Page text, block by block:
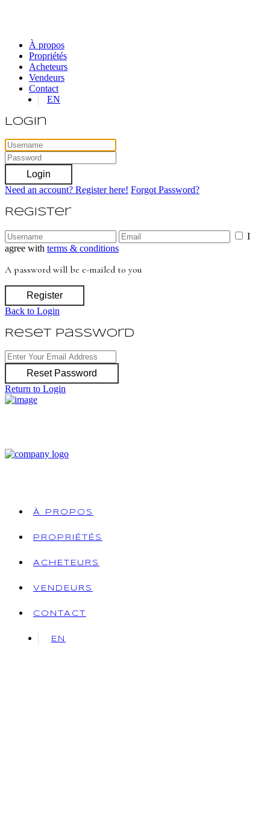
À propos
Propriétés
Acheteurs
Vendeurs
Contact
EN
Login
Login
Need an account? Register here! Forgot Password?
Register
I
agree with terms & conditions
A password will be e-mailed to you
Register
Back to Login
Reset Password
Reset Password
Return to Login
À PROPOS
PROPRIÉTÉS
ACHETEURS
VENDEURS
CONTACT
EN